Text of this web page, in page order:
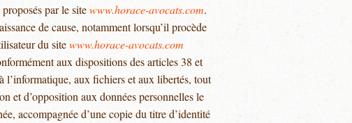
par le sitewww.horace-avocats.com.
de cause, notamment lorsqu’il procède
du sitewww.horace-avocats.com
aux dispositions des articles 38 et
aux fichiers et aux libertés, tout
et d’opposition aux données personnelles le
accompagnée d’une copie du titre d’identité